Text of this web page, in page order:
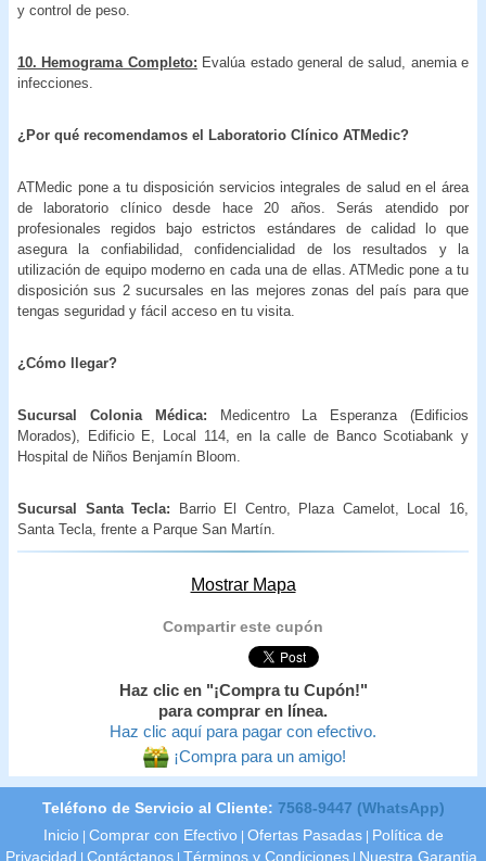
y control de peso.
10. Hemograma Completo: Evalúa estado general de salud, anemia e
infecciones.
¿Por qué recomendamos el Laboratorio Clínico ATMedic?
ATMedic pone a tu disposición servicios integrales de salud en el área
de laboratorio clínico desde hace 20 años. Serás atendido por
profesionales regidos bajo estrictos estándares de calidad lo que
asegura la confiabilidad, confidencialidad de los resultados y la
utilización de equipo moderno en cada una de ellas. ATMedic pone a tu
disposición sus 2 sucursales en las mejores zonas del país para que
tengas seguridad y fácil acceso en tu visita.
¿Cómo llegar?
Sucursal Colonia Médica: Medicentro La Esperanza (Edificios
Morados), Edificio E, Local 114, en la calle de Banco Scotiabank y
Hospital de Niños Benjamín Bloom.
Sucursal Santa Tecla: Barrio El Centro, Plaza Camelot, Local 16,
Santa Tecla, frente a Parque San Martín.
Mostrar Mapa
Compartir este cupón
Haz clic en "¡Compra tu Cupón!"
para comprar en línea.
Haz clic aquí para pagar con efectivo.
¡Compra para un amigo!
Teléfono de Servicio al Cliente: 7568-9447 (WhatsApp)
Inicio Comprar con Efectivo Ofertas Pasadas
Política de
Privacidad
Contáctanos Términos y Condiciones Nuestra Garantia.